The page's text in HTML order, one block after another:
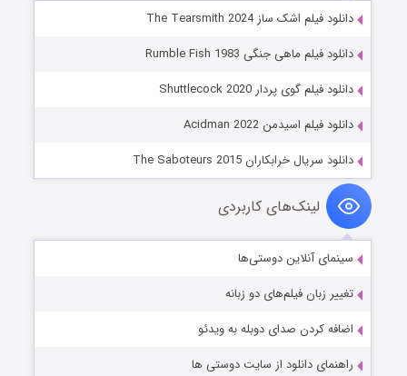
دانلود فیلم اشک ساز The Tearsmith 2024
دانلود فیلم ماهی جنگی Rumble Fish 1983
دانلود فیلم گوی پردار Shuttlecock 2020
دانلود فیلم اسیدمن Acidman 2022
دانلود سریال خرابکاران The Saboteurs 2015
لینک‌های کاربردی
سینمای آنلاین دوستی‌ها
تغییر زبان فیلم‌های دو زبانه
اضافه کردن صدای دوبله به ویدئو
راهنمای دانلود از سایت دوستی ها